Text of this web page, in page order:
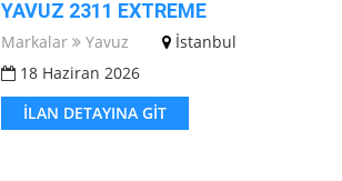
YAVUZ 2311 EXTREME
Markalar Yavuz
İstanbul
18 Haziran 2026
İLAN DETAYINA GIT